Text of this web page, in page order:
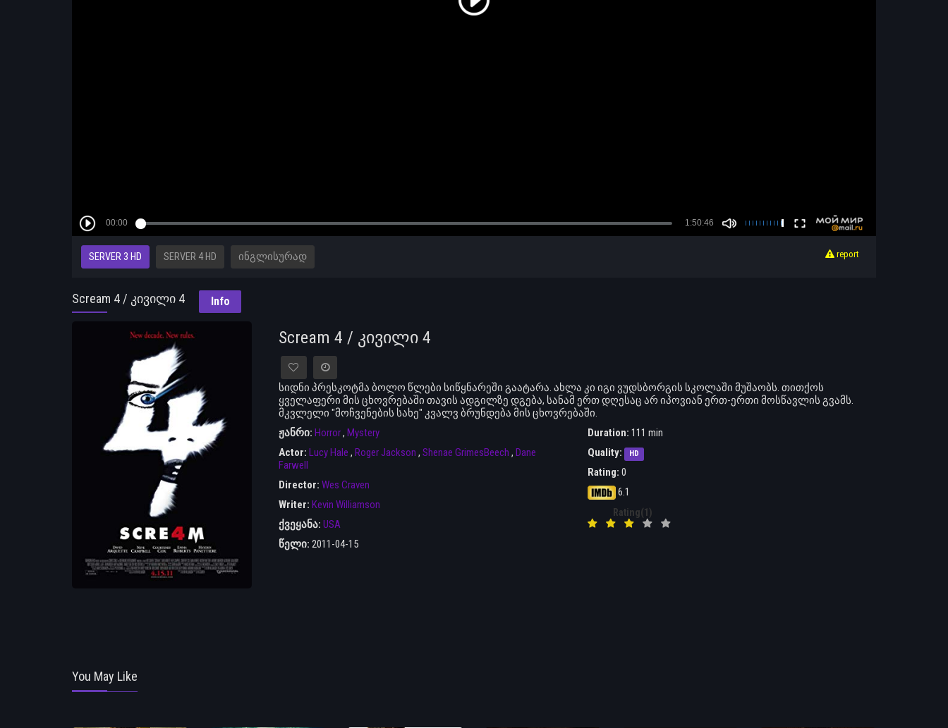
SERVER 3 HD SERVER 4 HD ᲘᲜᲒᲚᲘᲡᲣᲠᲐᲓ report
Scream 4 / კივილი 4 Info
Scream 4 / კივილი 4
სიდნი პრესკოტმა ბოლო წლები სიწყნარეში გაატარა. ახლა კი იგი ვუდსბორგის სკოლაში მუშაობს. თითქოს
ყველაფერი მის ცხოვრებაში თავის ადგილზე დგება, სანამ ერთ დღესაც არ იპოვიან ერთ-ერთი მოსწავლის გვამს.
მკვლელი "მოჩვენების სახე" კვალვ ბრუნდება მის ცხოვრებაში.
ჟანრი: Horror, Mystery
Actor: Lucy Hale , Roger Jackson , Shenae GrimesBeech , Dane
Farwell
Director: Wes Craven
Writer: Kevin Williamson
ქვეყანა: USA
წელი: 2011-04-15
Duration: 111 min
Quality:
HD
Rating: 0
6.1
Rating(1)
You May Like